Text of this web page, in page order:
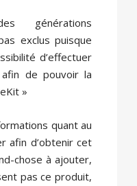
générations
exclus puisque
d’effectuer
de pouvoir la
»
quant au
afin d’obtenir cet
chose à ajouter,
pas ce produit,